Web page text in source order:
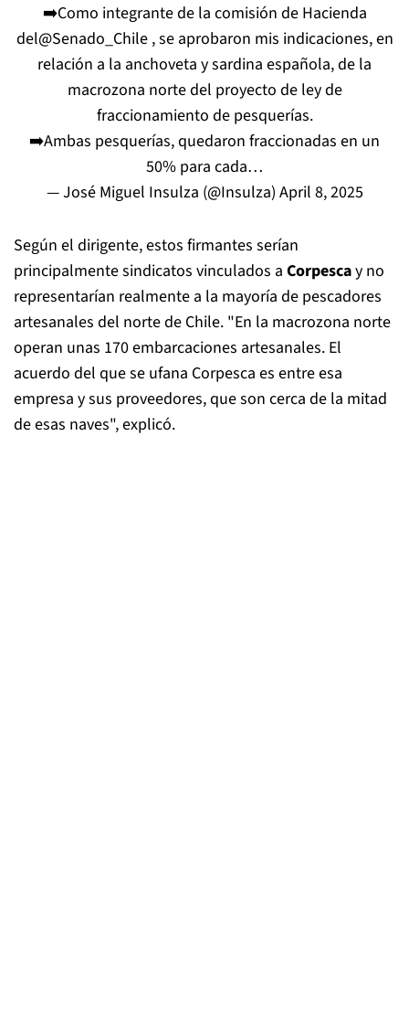
➡️Como integrante de la comisión de Hacienda
del@Senado_Chile, se aprobaron mis indicaciones, en
relación a la anchoveta y sardina española, de la
macrozona norte del proyecto de ley de
fraccionamiento de pesquerías.
➡️Ambas pesquerías, quedaron fraccionadas en un
50% para cada…
— José Miguel Insulza (@Insulza) April 8, 2025
Según el dirigente, estos firmantes serían
principalmente sindicatos vinculados a Corpescay no
representarían realmente a la mayoría de pescadores
artesanales del norte de Chile. "En la macrozona norte
operan unas 170 embarcaciones artesanales. El
acuerdo del que se ufana Corpesca es entre esa
empresa y sus proveedores, que son cerca de la mitad
de esas naves", explicó.